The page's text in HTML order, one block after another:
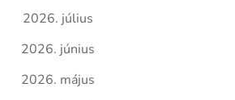
2026. július
2026. június
2026. május